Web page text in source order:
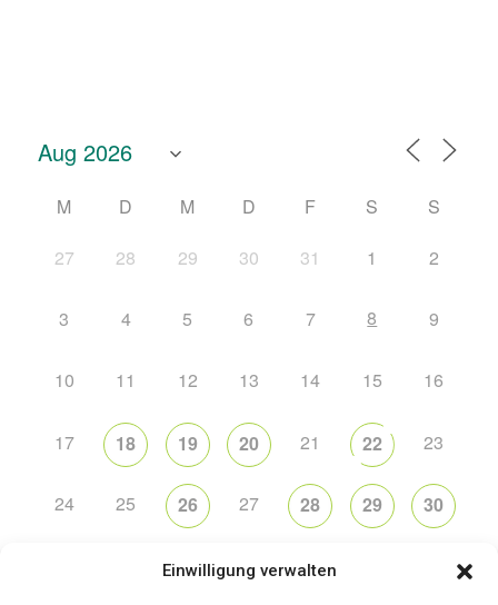
Einwilligung verwalten
M D M D F S
S
27
28 29 30 31 1 2
3 4 5 6 7 8 9
10 11 12 13 14 15 16
17 18 19 20 21 22 23
24 25 26 27 28 29 30
2 3 4